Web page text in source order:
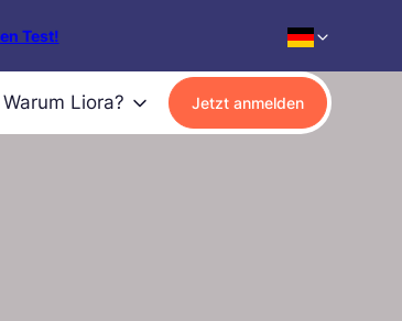
Test!
Warum Liora? Jetzt anmelden